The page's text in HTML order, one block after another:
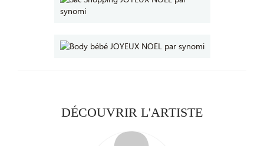
DÉCOUVRIR L'ARTISTE